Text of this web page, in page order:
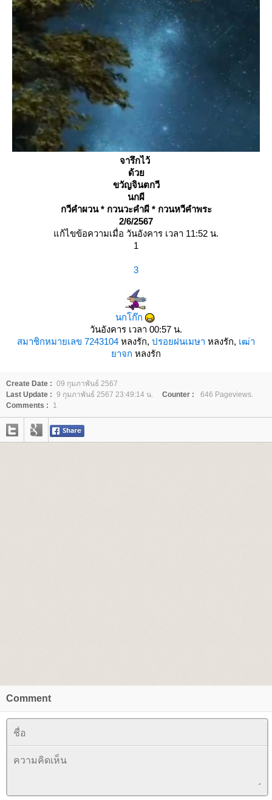
จารึกไว้
ด้ว
ขวัญจินตกวี
นกผี
กวีคำผวน * กวนวะคำผี * กวนหวีคำพระ
2/6/2567
ก้ไขข้อความเมื่อ วันอังคาร เวลา 11:52 น.
1
3
นกโก๊ก
วันอังคาร เวลา 00:57 น.
สมาชิกหมายเลข 7243104 หลงรัก, ปรอยฝนเมษา หลงรัก, เฒ่า
าจก หลงรัก
Create Date : 09 กุมภาพันธ์ 2567
Last Update : 9 กุมภาพันธ์ 2567 23:49:14 น. Counter :
646 Pageviews.
Comments :
1
Comment